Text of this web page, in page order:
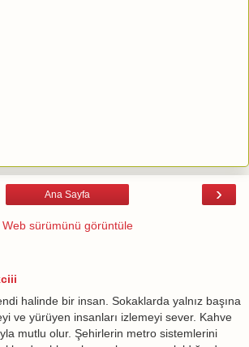
›
Ana Sayfa
Web sürümünü görüntüle
halinde bir insan. Sokaklarda yalnız başına
ve yürüyen insanları izlemeyi sever. Kahve
mutlu olur. Şehirlerin metro sistemlerini